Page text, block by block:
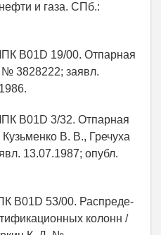
и газа. СПб.:
B01D 19/00. Отпарная
3828222; заявл.
B01D 3/32. Отпарная
В. В., Гречуха
13.07.1987; опубл.
B01D 53/00. Распреде-
колонн /